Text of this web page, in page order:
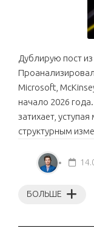
Дублирую пост
Проанализировал
Microsoft,
начало 2026
затихает,
структурным
БОЛЬШЕ